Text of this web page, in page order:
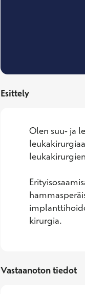
Esittely
Olen suu- ja
kirurgia.
Vastaanoton tiedot